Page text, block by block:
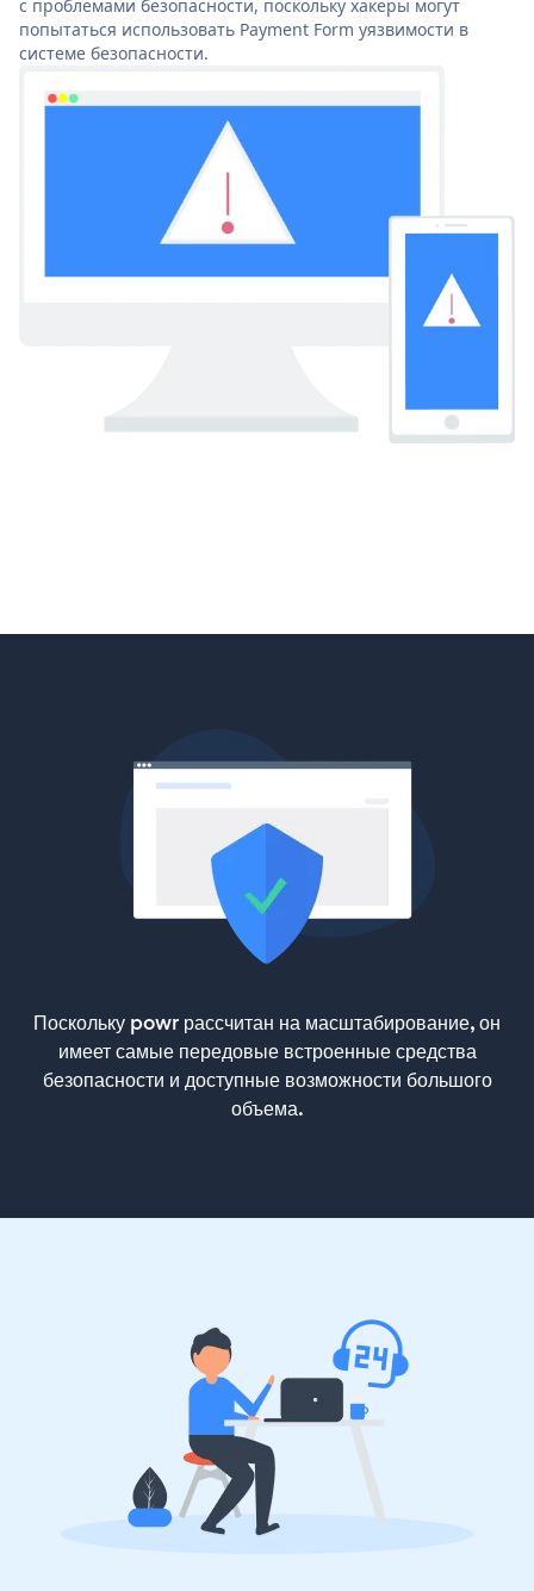
с проблемами безопасности, поскольку хакеры могут
попытаться использовать Payment Form уязвимости в
системе безопасности.
Поскольку powr рассчитан на масштабирование, он
имеет самые передовые встроенные средства
безопасности и доступные возможности большого
объема.